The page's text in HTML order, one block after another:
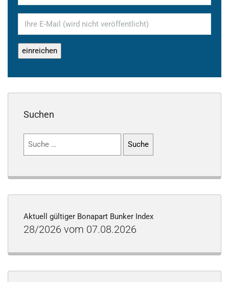
Suchen
Suchen
Aktuell gültiger Bonapart Bunker Index
28/2026 vom 07.08.2026